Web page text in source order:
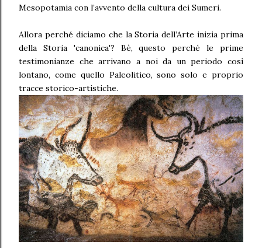
Mesopotamia con l’avvento della cultura dei Sumeri.
Allora perché diciamo che la Storia dell’Arte inizia prima
della Storia 'canonica'? Bè, questo perché le prime
testimonianze che arrivano a noi da un periodo così
lontano, come quello Paleolitico, sono solo e proprio
tracce storico-artistiche.